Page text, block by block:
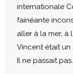
internationale
fainéante
aller à la mer,
Vincent était un
Il ne passait